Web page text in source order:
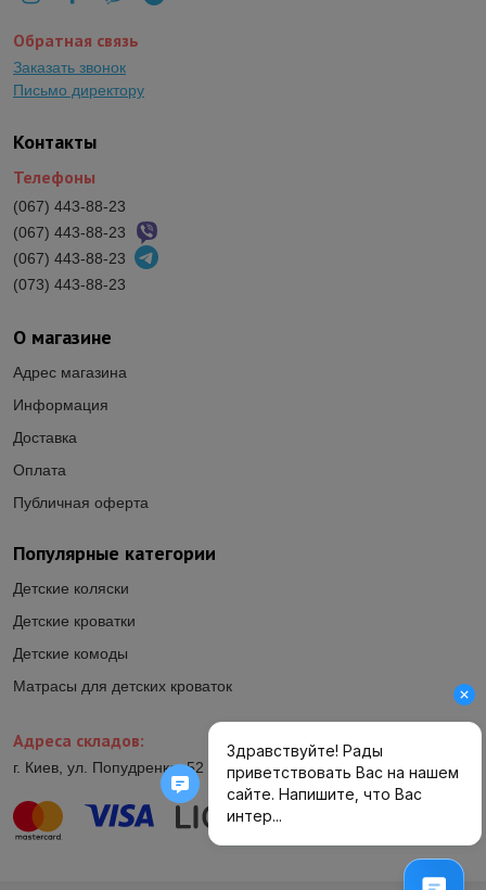
Популярные категории
Детские коляски
Детские кроватки
Детские комоды
Матрасы для детских кроваток
О магазине
Адрес магазина
Информация
Доставка
Оплата
Публичная оферта
Контакты
Телефоны
(067) 443-88-23
(067) 443-88-23
(067) 443-88-23
(073) 443-88-23
Адреса складов:
г. Киев, ул. Попудренко, 52 (ул.Гетьмана Павла Полуботка, 52)
Обратная связь
Заказать звонок
Письмо директору